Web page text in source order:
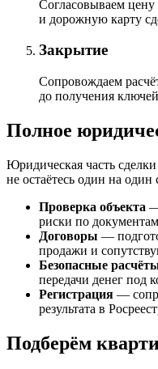
Согласовываем цену
и дорожную карту
Закрытие
Сопровождаем
до получения
Полное
Юридическая часть
не остаётесь один на
Проверка объекта —
риски по
Договоры —
продажи и
Безопасные
передачи денег под
Регистрация —
результата в
Подберём